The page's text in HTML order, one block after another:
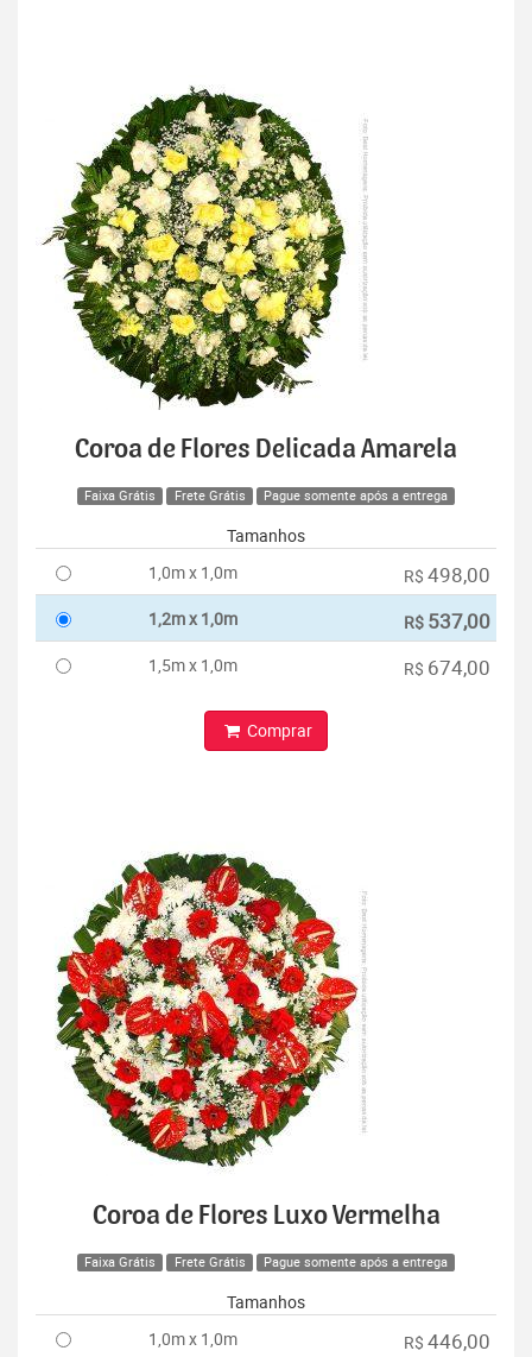
Coroa de Flores Delicada Amarela
Faixa Grátis Frete Grátis Pague somente após a entrega
Tamanhos
1,0m x 1,0m
R$ 498,00
1,2m x 1,0m R$ 537,00
1,5m x 1,0m R$ 674,00
Comprar
Coroa de Flores Luxo Vermelha
Faixa Grátis Frete Grátis Pague somente após a entrega
Tamanhos
1,0m x 1,0m
R$ 446,00